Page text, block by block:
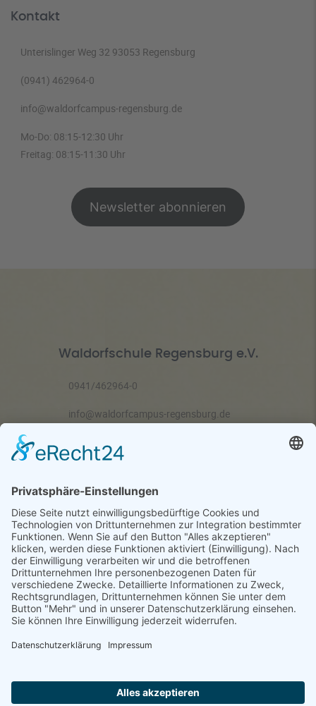
Kontakt
Unterislinger Weg 32 93053 Regensburg
(0941) 462964-0
info@waldorfcampus-regensburg.de
Mo-Do: 08:15-12:30 Uhr
Freitag: 08:15-11:30 Uhr
Newsletter abonnieren
Waldorfschule Regensburg e.V.
0941/462964-0
info@waldorfcampus-regensburg.de
Mo - Do 08:15-12:30 Uhr, Fr 08:15-11:30 Uhr
Über uns
Lehrplan FAQs
Abschlüsse Anmeldung
Termine Datenschutz
Elternmitarbeit Impressum